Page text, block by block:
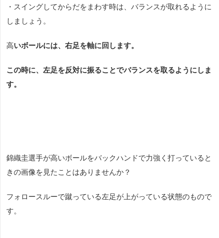
・スイングしてからだをまわす時は、バランスが取れるように
しましょう。
高いボールには、右足を軸に回します。
この時に、左足を反対に振ることでバランスを取るようにしま
す。
錦織圭選手が高いボールをバックハンドで力強く打っていると
きの画像を見たことはありませんか？
フォロースルーで蹴っている左足が上がっている状態のもので
す。